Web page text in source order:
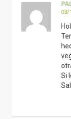
03/
Si